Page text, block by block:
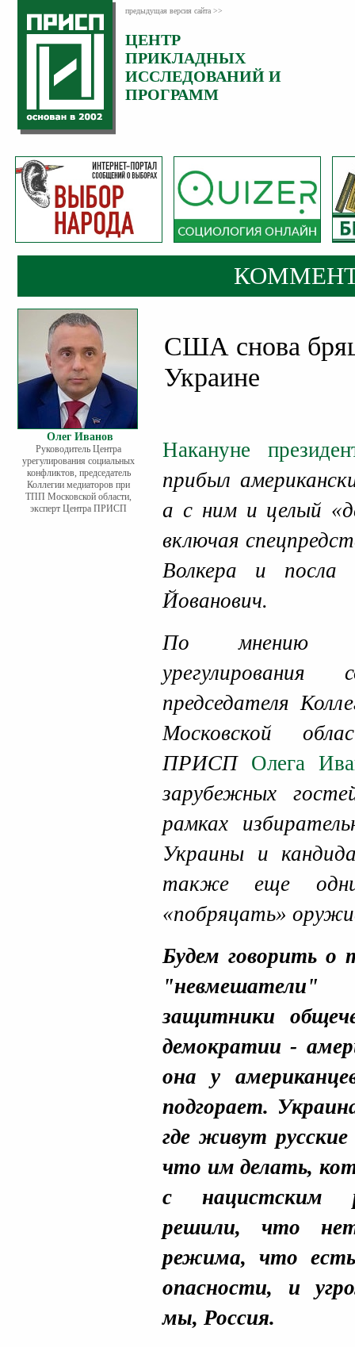
предыдущая версия сайта >>
ЦЕНТР
ПРИКЛАДНЫХ
ИССЛЕДОВАНИЙ И
ПРОГРАММ
Олег Иванов
Руководитель Центра
урегулирования социальных
конфликтов, председатель
Коллегии медиаторов при
ТПП Московской области,
эксперт Центра ПРИСП
США снова
Украине
Накануне
прибыл
а с ним и целый
включая
Волкера и
Йованович.
По мнению
урегулирования
председателя
Московской
ПРИСП Олега
зарубежных
рамках
Украины и
также еще
«побряцать»
Будем говорить о
"невмешатели"
защитники
демократии -
она у
подгорает.
где живут
что им делать,
с нацистским
решили, что нет
режима, что
опасности, и
мы, Россия.
Категория:
Комментарии